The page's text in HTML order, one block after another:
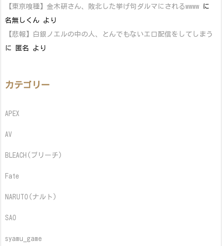
【東京喰種】金木研さん、敗北した挙げ句ダルマにされるwwww に
名無しくん より
【悲報】白銀ノエルの中の人、とんでもないエロ配信をしてしまう
に
匿名 より
カテゴリー
APEX
AV
BLEACH(ブリーチ)
Fate
NARUTO(ナルト)
SAO
syamu_game